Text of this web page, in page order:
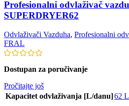
Profesionalni odvlaživač
SUPERDRYER62
Odvlaživači Vazduha, Profesionalni
FRAL
Dostupan za poručivanje
Pročitajte još
Kapacitet odvlaživanja [L/danu]62